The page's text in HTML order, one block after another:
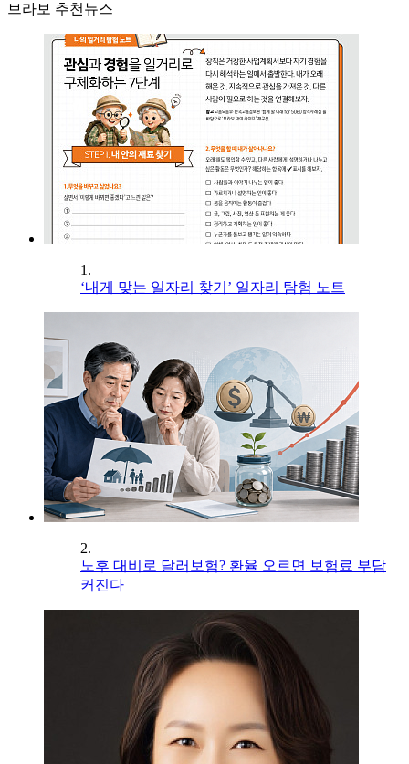
브라보 추천뉴스
1.
‘내게 맞는 일자리 찾기’ 일자리 탐험 노트
2.
노후 대비로 달러보험? 환율 오르면 보험료 부담
커진다